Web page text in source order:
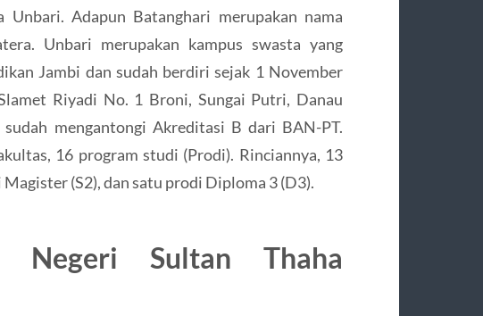
Unbari. Adapun Batanghari merupakan nama
Unbari merupakan kampus swasta yang
Jambi dan sudah berdiri sejak 1 November
Riyadi No. 1 Broni, Sungai Putri, Danau
mengantongi Akreditasi B dari BAN-PT.
16 program studi (Prodi). Rinciannya, 13
(S2), dan satu prodi Diploma 3 (D3).
Negeri Sultan Thaha